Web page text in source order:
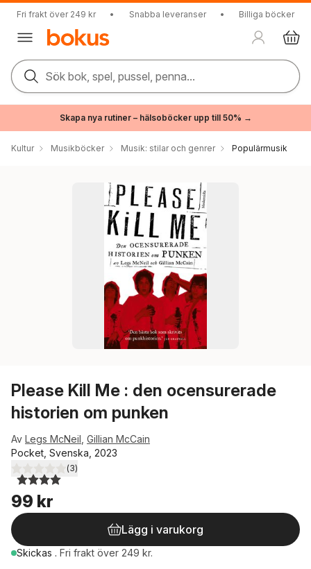
Fri frakt över 249 kr • Snabba leveranser • Billiga böcker
Sök bok, spel, pussel, penna...
Skapa nya rutiner – hälsoböcker upp till 50% →
Kultur Musikböcker Musik: stilar och genrer Populärmusik
Please Kill Me : den ocensurerade
historien om punken
Av Legs McNeil Gillian McCain
Pocket, Svenska, 2023
4,0utav 5 stjärnor. Totalt antal röster:
(3)
99 kr
Lägg i varukorg
Skickas . Fri frakt över 249 kr.